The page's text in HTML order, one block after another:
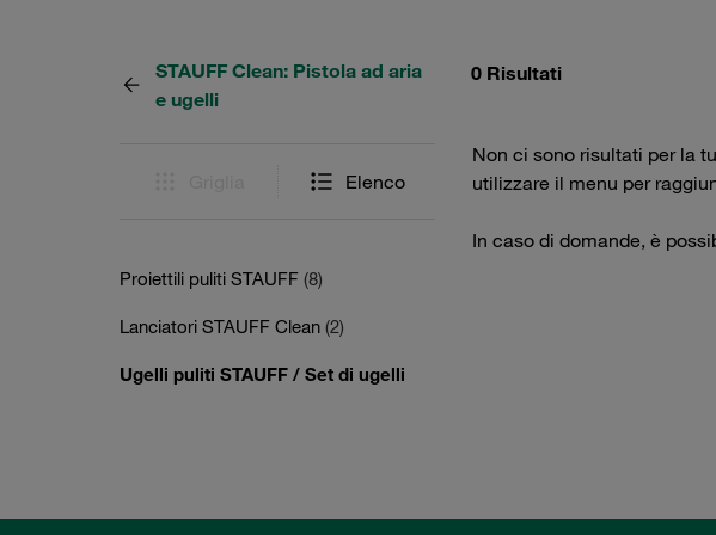
STAUFF Clean: Pistola ad aria
e ugelli
Elenco
Proiettili puliti STAUFF (8)
Lanciatori STAUFF Clean (2)
Ugelli puliti STAUFF / Set di ugelli
0 Risultati
Non ci sono risultati per la
utilizzare il menu per
In caso di domande, è